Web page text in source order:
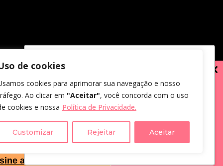
receber comunicações.
dados, eu concordo com a
.
a Newsletter
Utilizamos cookies para oferecer melhor
experiência, melhorar o desempenho,
analisar como você interage em nosso
site e personalizar conteúdo.
Recusar Cookies Aceitar Cookies
de cookies
cookies para aprimorar sua navegação e nosso
Ao clicar em "Aceitar", você concorda com o uso
cookies e nossa Política de Privacidade.
Customizar Rejeitar Aceitar